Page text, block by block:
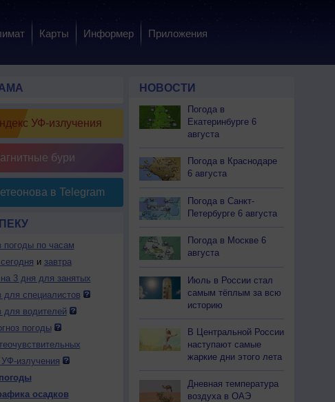
Карты Информер Приложения
УФ-излучения
бури
в Telegram
погоды по часам
и завтра
3 дня для занятых
для специалистов
для водителей
погоды
излучения
осадков
НОВОСТИ
Погода в
Екатеринбурге 6
августа
Погода в Краснодаре
6 августа
Погода в Санкт-
Петербурге 6 августа
Погода в Москве 6
августа
Июль в России стал
самым тёплым за всю
историю
В Центральной России
наступают самые
жаркие дни этого лета
Дневная температура
воздуха в ОАЭ